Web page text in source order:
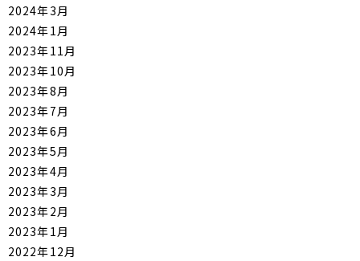
2024年3月
2024年1月
2023年11月
2023年10月
2023年8月
2023年7月
2023年6月
2023年5月
2023年4月
2023年3月
2023年2月
2023年1月
2022年12月